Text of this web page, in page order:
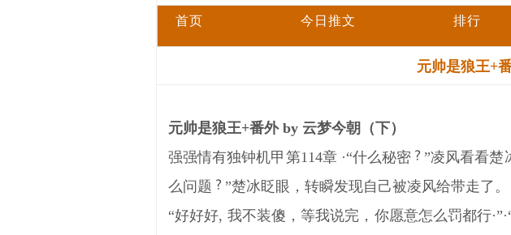
首页 今日推文 排行
元帅是狼王+
元帅是狼王+番外 by 云梦今朝（下）
强强情有独钟机甲第114章 ·“什么秘密
”凌风看看楚
么问题
”楚冰眨眼，转瞬发现自己被凌风给带走了。
“好好好, 我不装傻，等我说完，你愿意怎么罚都行